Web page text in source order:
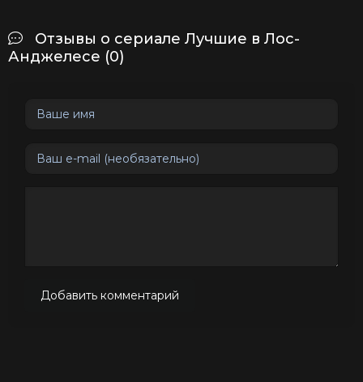
Отзывы о сериале Лучшие в Лос-
Анджелесе (0)
Добавить комментарий